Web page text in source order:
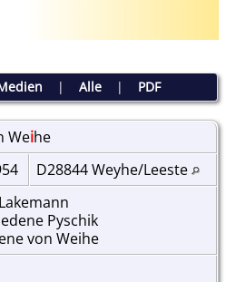
| Alle| PDF
Weihe
D28844 Weyhe/Leeste
Pyschik
von Weihe